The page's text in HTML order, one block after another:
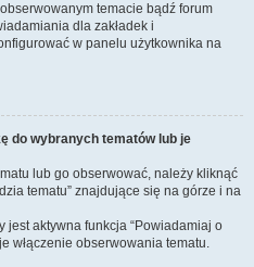
temacie bądź forum
dla zakładek i
w panelu użytkownika na
do wybranych tematów lub je
lub go obserwować, należy kliknąć
tematu” znajdujące się na górze i na
aktywna funkcja “Powiadamiaj o
włączenie obserwowania tematu.